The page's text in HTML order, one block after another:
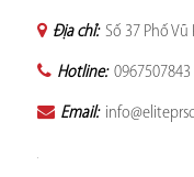
Địa chỉ: Số 37 Phố Vũ
Hotline: 0967507843
Email: